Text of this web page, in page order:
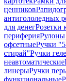
ценников
антигололедных
для денегРозетки
периферияРулоны
офсетныеРучки
стирай"Ручки
неавтоматические
линерыРучки
функциональные